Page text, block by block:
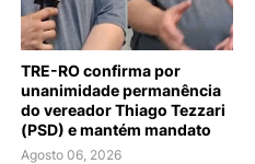
TRE-RO confirma por
unanimidade permanência
do vereador Thiago Tezzari
(PSD) e mantém mandato
Agosto 06, 2026